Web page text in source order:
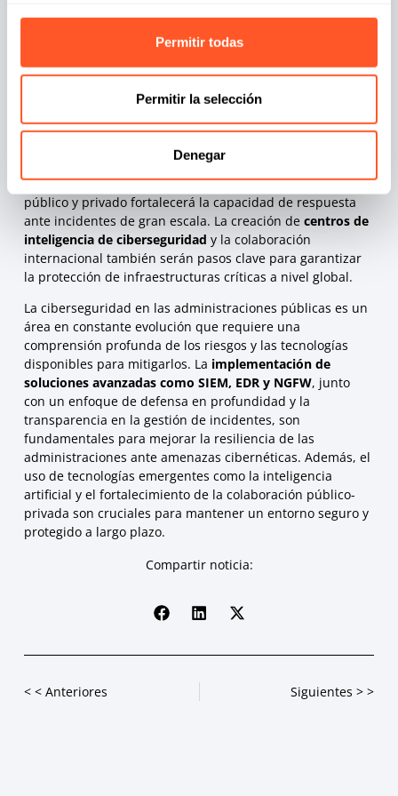
Permitir todas
Permitir la selección
Denegar
comenzando a desempeñar un papel crucial en la
detección de amenazas. Las plataformas basadas en IA
comportamiento, identificando patrones anómalos y
posibles amenazas antes de que se materialicen.
En cuanto a lacolaboración público-privada, será
fundamental en el futuro de la ciberseguridad. El
intercambio de información sobre amenazas,
vulnerabilidades y mejores prácticas entre el sector
público y privado fortalecerá la capacidad de respuesta
ante incidentes de gran escala. La creación de centros de
inteligencia de ciberseguridad y la colaboración
internacional también serán pasos clave para garantizar
la protección de infraestructuras críticas a nivel global.
La ciberseguridad en las administraciones públicas es un
área en constante evolución que requiere una
comprensión profunda de los riesgos y las tecnologías
disponibles para mitigarlos. La implementación de
soluciones avanzadas como SIEM, EDR y NGFW, junto
con un enfoque de defensa en profundidad y la
transparencia en la gestión de incidentes, son
fundamentales para mejorar la resiliencia de las
administraciones ante amenazas cibernéticas. Además, el
uso de tecnologías emergentes como la inteligencia
artificial y el fortalecimiento de la colaboración público-
privada son cruciales para mantener un entorno seguro y
protegido a largo plazo.
Compartir noticia:
< < Anteriores Siguientes > >